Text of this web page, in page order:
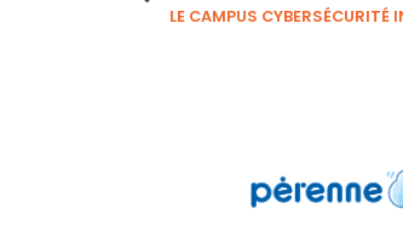
LE CAMPUS CYBERSÉCURITÉ